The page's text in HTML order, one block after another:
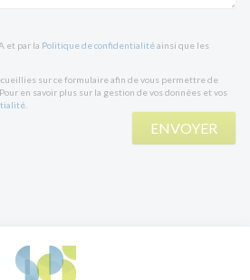
et par la Politique de confidentialitéainsi que les
sur ce formulaire afin de vous permettre de
en savoir plus sur la gestion de vos données et vos